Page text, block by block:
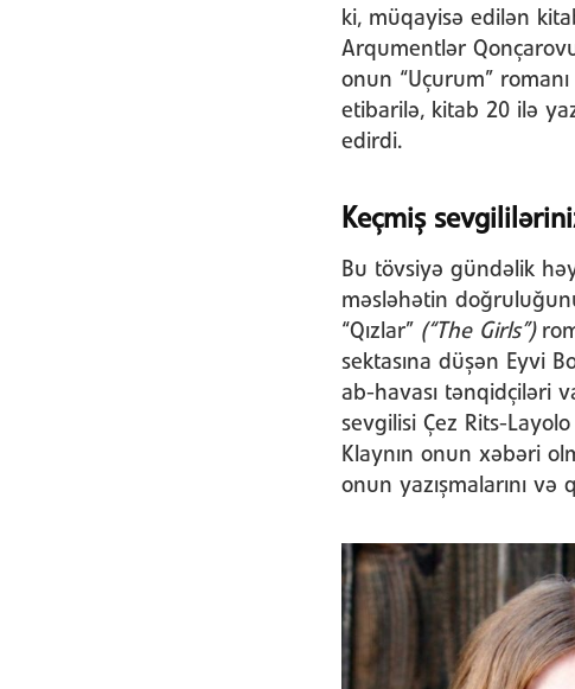
ki, müqayisə edilən
Arqumentlər
onun “Uçurum”
etibarilə, kitab 20 ilə
edirdi.
Keçmiş
Bu tövsiyə gündəlik
məsləhətin
“Qızlar” (“The Girls”)
sektasına düşən Eyvi
ab-havası tənqidçiləri
sevgilisi Çez Rits-
Klaynın onun xəbəri
onun yazışmalarını və